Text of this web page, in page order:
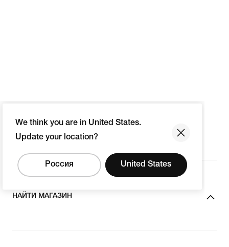
We think you are in United States.
Update your location?
Россия United States
НАЙТИ МАГАЗИН